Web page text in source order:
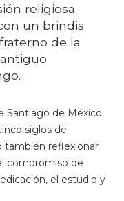
religiosa.
un brindis
de la
Santiago de México
siglos de
también reflexionar
compromiso de
el estudio y